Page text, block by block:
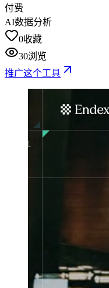
付费
AI数据分析
0收藏
30浏览
推广这个工具